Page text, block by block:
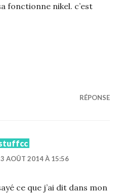
fonctionne nikel. c’est
RÉPONSE
AOÛT 2014 À 15:56
ce que j’ai dit dans mon